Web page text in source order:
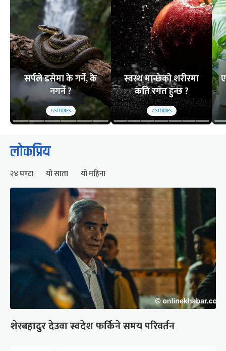
सर्पले डसेमा के गर्ने, के
नगर्ने ?
6STORIES
स्वस्थ मान्छेको शरीरमा
कति रगत हुन्छ ?
7STORIES
लोकप्रिय
२४ घण्टा यो साता यो महिना
शेरबहादुर देउवा स्वदेश फर्किने समय परिवर्तन